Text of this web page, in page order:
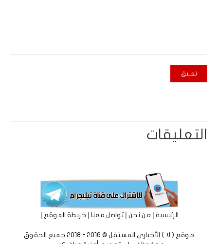
التعليقات
الرئيسية|من نحن|تواصل معنا|خريطة الموقع |
موقع ( لا ) الأخباري المستقل © 2016 - 2018 جميع الحقوق